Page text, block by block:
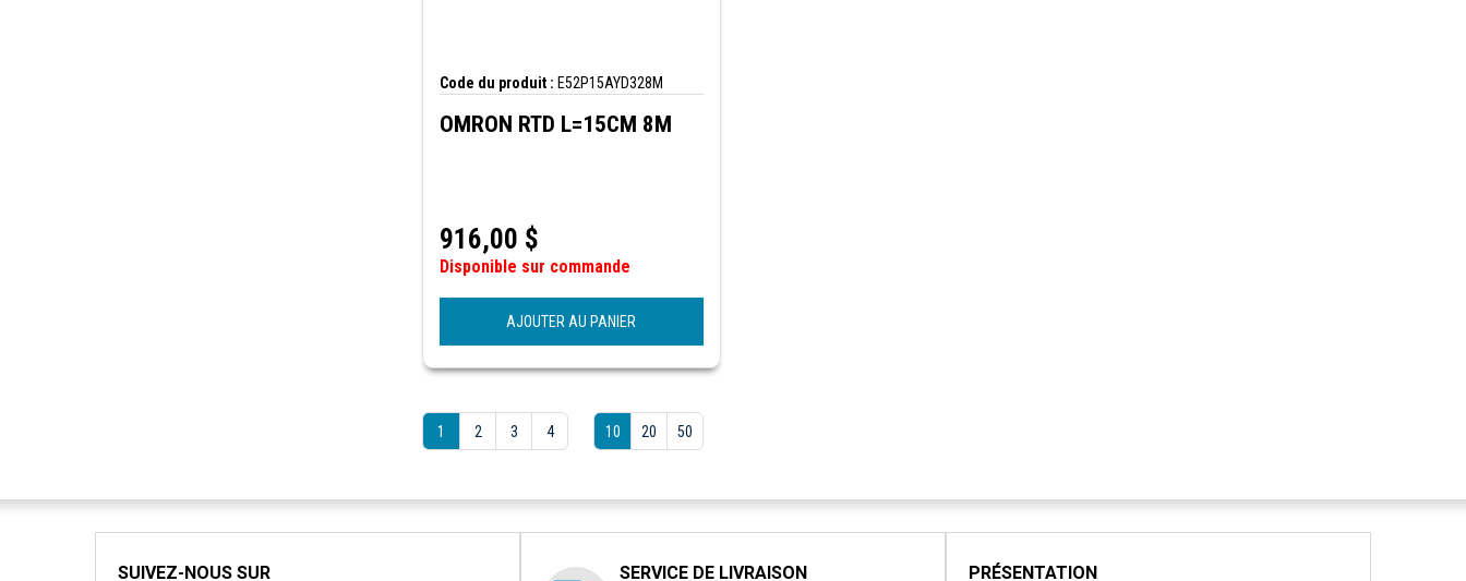
Code du produit : E52P15AYD328M
OMRON RTD L=15CM 8M
916,00 $
Disponible sur commande
AJOUTER AU PANIER
1 2 3 4 10 20 50
SUIVEZ-NOUS SUR SERVICE DE LIVRAISON PRÉSENTATION